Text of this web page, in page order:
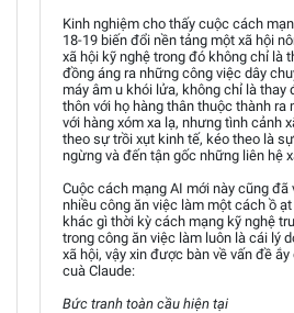
Kinh nghiệm cho thấy cuộc cách
18-19 biến đổi nền tảng một xã hội
xã hội kỹ nghệ trong đó không chỉ là
đồng áng ra những công việc dây
máy âm u khói lửa, không chỉ là thay
thôn với họ hàng thân thuộc thành ra
với hàng xóm xa lạ, nhưng tình cảnh
theo sự trồi xụt kinh tế, kéo theo là
ngừng và đến tận gốc những liên hệ
Cuộc cách mạng AI mới này cũng
nhiều công ăn việc làm một cách ồ
khác gì thời kỳ cách mạng kỹ nghệ
trong công ăn việc làm luôn là cái lý
xã hội, vậy xin được bàn về vấn đề
cuà Claude:
Bức tranh toàn cầu hiện tại